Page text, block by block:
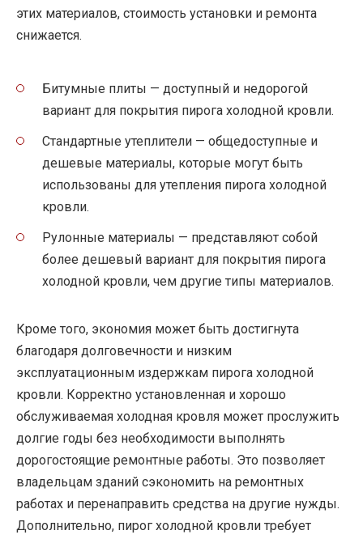
этих материалов, стоимость установки и ремонта
снижается.
Битумные плиты — доступный и недорогой
вариант для покрытия пирога холодной кровли.
Стандартные утеплители — общедоступные и
дешевые материалы, которые могут быть
использованы для утепления пирога холодной
кровли.
Рулонные материалы — представляют собой
более дешевый вариант для покрытия пирога
холодной кровли, чем другие типы материалов.
Кроме того, экономия может быть достигнута
благодаря долговечности и низким
эксплуатационным издержкам пирога холодной
кровли. Корректно установленная и хорошо
обслуживаемая холодная кровля может прослужить
долгие годы без необходимости выполнять
дорогостоящие ремонтные работы. Это позволяет
владельцам зданий сэкономить на ремонтных
работах и перенаправить средства на другие нужды.
Дополнительно, пирог холодной кровли требует